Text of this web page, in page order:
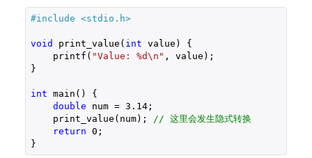
#include <stdio.h>
void print_value( int value) {
    printf(
"Value: %d\n" , value);
}
int main() {
double num = 3.14;
    print_value(num);
// 这里会发生隐式转换
return 0 ;
}